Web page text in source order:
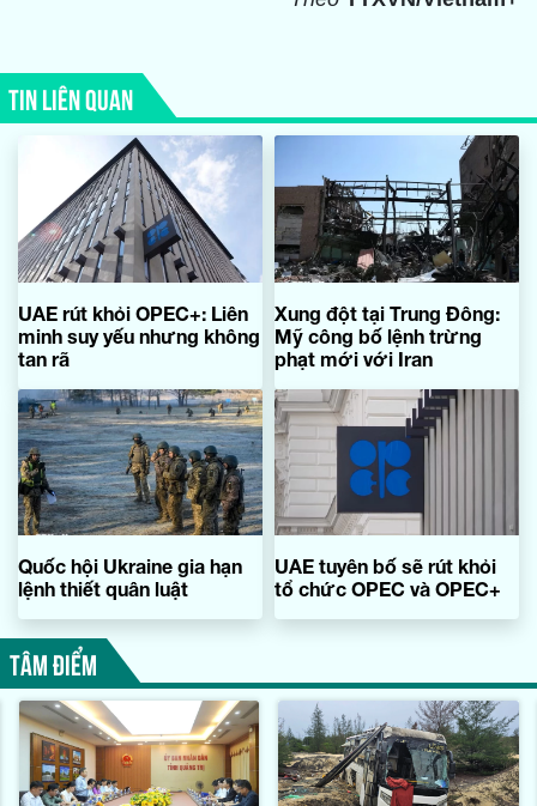
TIN LIÊN QUAN
UAE rút khỏi OPEC+: Liên
minh suy yếu nhưng không
tan rã
Xung đột tại Trung Đông:
Mỹ công bố lệnh trừng
phạt mới với Iran
Quốc hội Ukraine gia hạn
lệnh thiết quân luật
UAE tuyên bố sẽ rút khỏi
tổ chức OPEC và OPEC+
TÂM ĐIỂM